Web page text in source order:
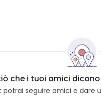
che i tuoi amici
seguire amici e dare